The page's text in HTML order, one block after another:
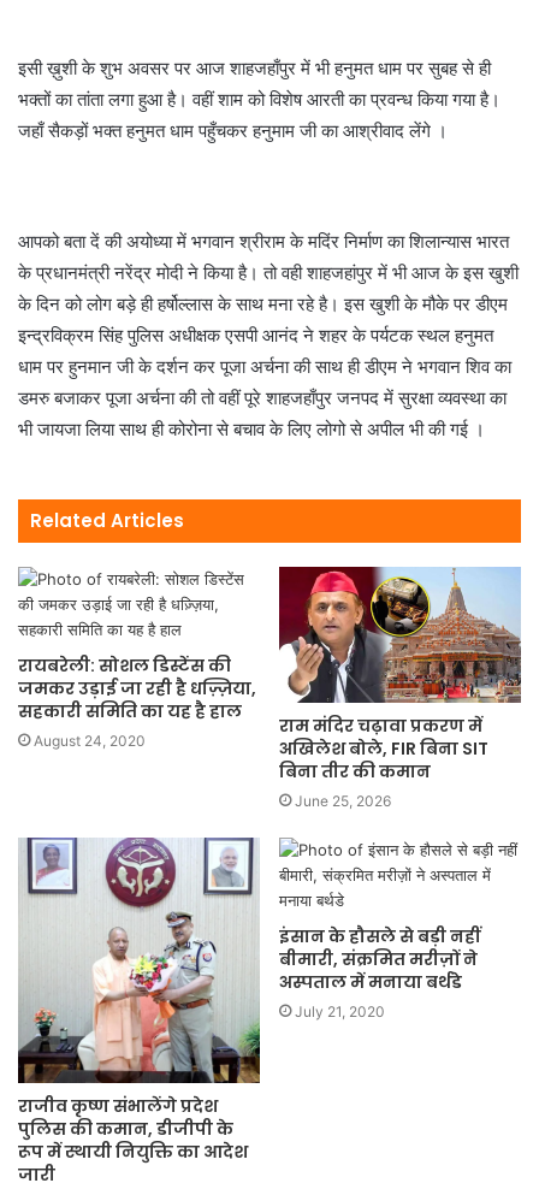
इसी ख़ुशी के शुभ अवसर पर आज शाहजहाँपुर में भी हनुमत धाम पर सुबह से ही
भक्तों का तांता लगा हुआ है। वहीं शाम को विशेष आरती का प्रवन्ध किया गया है।
जहाँ सैकड़ों भक्त हनुमत धाम पहुँचकर हनुमाम जी का आश्रीवाद लेंगे ।
आपको बता दें की अयोध्या में भगवान श्रीराम के मदिंर निर्माण का शिलान्यास भारत
के प्रधानमंत्री नरेंद्र मोदी ने किया है। तो वही शाहजहांपुर में भी आज के इस खुशी
के दिन को लोग बड़े ही हर्षोल्लास के साथ मना रहे है। इस खुशी के मौके पर डीएम
इन्द्रविक्रम सिंह पुलिस अधीक्षक एसपी आनंद ने शहर के पर्यटक स्थल हनुमत
धाम पर हुनमान जी के दर्शन कर पूजा अर्चना की साथ ही डीएम ने भगवान शिव का
डमरु बजाकर पूजा अर्चना की तो वहीं पूरे शाहजहाँपुर जनपद में सुरक्षा व्यवस्था का
भी जायजा लिया साथ ही कोरोना से बचाव के लिए लोगो से अपील भी की गई ।
Related Articles
रायबरेली: सोशल डिस्टेंस की
जमकर उड़ाई जा रही है धज़्ज़िया,
सहकारी समिति का यह है हाल
August 24, 2020
राम मंदिर चढ़ावा प्रकरण में
अखिलेश बोले, FIR बिना SIT
बिना तीर की कमान
June 25, 2026
राजीव कृष्ण संभालेंगे प्रदेश
पुलिस की कमान, डीजीपी के
रूप में स्थायी नियुक्ति का आदेश
जारी
इंसान के हौसले से बड़ी नहीं
बीमारी, संक्रमित मरीज़ों ने
अस्पताल में मनाया बर्थडे
July 21, 2020